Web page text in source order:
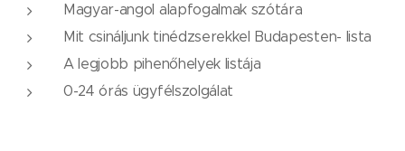
Magyar-angol alapfogalmak szótára
Mit csináljunk tinédzserekkel Budapesten- lista
A legjobb pihenőhelyek listája
0-24 órás ügyfélszolgálat